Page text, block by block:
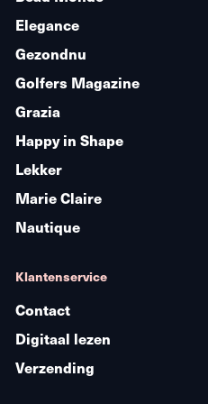
Elegance
Gezondnu
Golfers Magazine
Grazia
Happy in Shape
Lekker
Marie Claire
Nautique
Klantenservice
Contact
Digitaal lezen
Verzending